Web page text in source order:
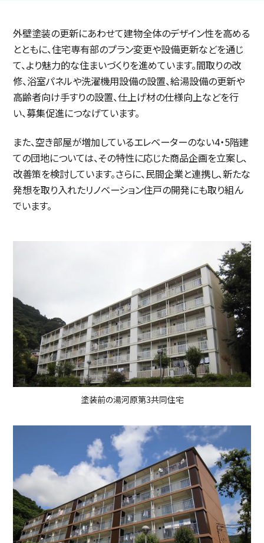
外壁塗装の更新にあわせて建物全体のデザイン性を高める
とともに、住宅専有部のプラン変更や設備更新などを通じ
て、より魅力的な住まいづくりを進めています。間取りの改
修、浴室パネルや洗濯機用設備の設置、給湯設備の更新や
高齢者向け手すりの設置、仕上げ材の仕様向上などを行
い、募集促進につなげています。
また、空き部屋が増加しているエレベーターのない4・5階建
ての団地については、その特性に応じた商品企画を立案し、
改善策を検討しています。さらに、民間企業と連携し、新たな
発想を取り入れたリノベーション住戸の開発にも取り組ん
でいます。
塗装前の湯河原第3共同住宅